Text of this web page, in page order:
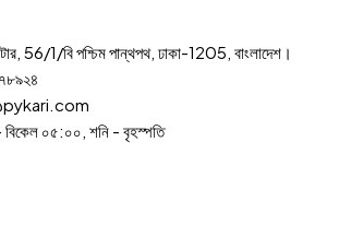
56/1/বি পশ্চিম পান্থপথ, ঢাকা-1205, বাংলাদেশ।
০৫:০০, শনি - বৃহস্পতি